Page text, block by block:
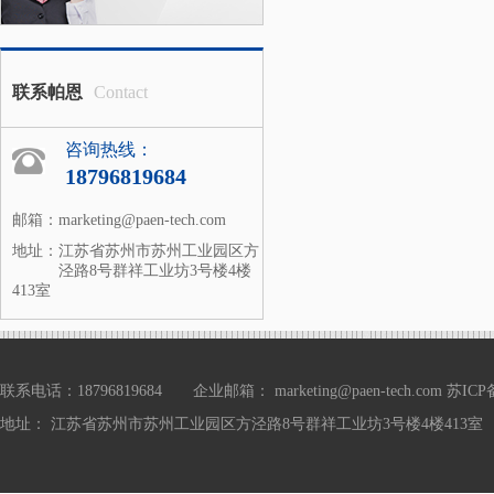
联系帕恩 Contact
咨询热线：
18796819684
邮箱： marketing@paen-tech.com
地址： 江苏省苏州市苏州工业园区方
泾路8号群祥工业坊3号楼4楼
413室
联系电话：18796819684 企业邮箱： marketing@paen-tech.com 苏ICP
地址： 江苏省苏州市苏州工业园区方泾路8号群祥工业坊3号楼4楼413室